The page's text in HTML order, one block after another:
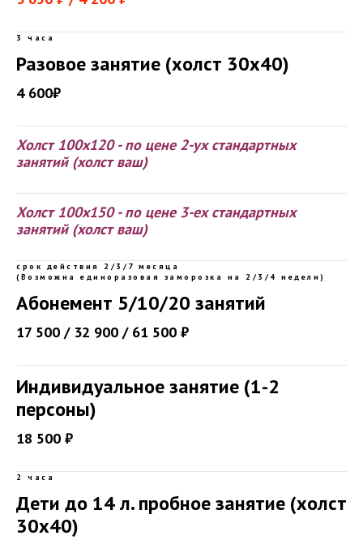
3 часа
Разовое занятие (холст 30х40)
4 600₽
Холст 100х120 - по цене 2-ух стандартных
занятий (холст ваш)
Холст 100х150 - по цене 3-ех стандартных
занятий (холст ваш)
срок действия 2/3/7 месяца
(Возможна единоразовая заморозка на 2/3/4 недели)
Абонемент 5/10/20 занятий
17 500 / 32 900 / 61 500 ₽
Индивидуальное занятие (1-2
персоны)
18 500 ₽
2 часа
Дети до 14 л. пробное занятие (холст
30х40)